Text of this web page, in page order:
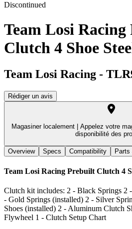
Discontinued
Team Losi
Clutch 4 Shoe
Team Losi Racing -
Rédiger un avis
Magasiner localement |
Appelez votre
disponibilité des
Overview Specs Compatibility Parts
Team Losi Racing Prebuilt Clutch 4
Clutch kit includes: 2 - Black Springs 2
- Gold Springs (installed) 2 - Silver
Shoes (installed) 2 - Aluminum Clutch
Flywheel 1 - Clutch Setup Chart